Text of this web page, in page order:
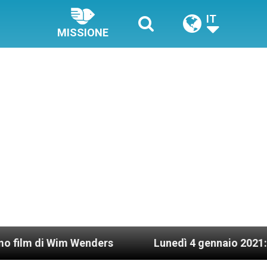
MISSIONE
IT
Wenders Lunedì 4 gennaio 2021: Possesso